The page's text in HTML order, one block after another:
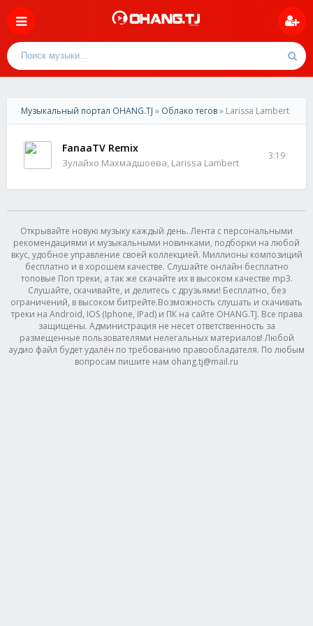
Музыкальный портал OHANG.TJ » Облако тегов» Larissa Lambert
FanaaTV Remix
Зулайхо Махмадшоева, Larissa Lambert
3:19
Открывайте новую музыку каждый день. Лента с персональными
рекомендациями и музыкальными новинками, подборки на любой
вкус, удобное управление своей коллекцией. Миллионы композиций
бесплатно и в хорошем качестве. Слушайте онлайн бесплатно
топовые Поп треки, а так же скачайте их в высоком качестве mp3.
Слушайте, скачивайте, и делитесь с друзьями! Бесплатно, без
ограничений, в высоком битрейте.Возможность слушать и скачивать
треки на Android, IOS (Iphone, IPad) и ПК на сайте OHANG.TJ. Все права
защищены. Администрация не несет ответственность за
размещенные пользователями нелегальных материалов! Любой
аудио файл будет удалён по требованию правообладателя. По любым
вопросам пишите нам ohang.tj@mail.ru